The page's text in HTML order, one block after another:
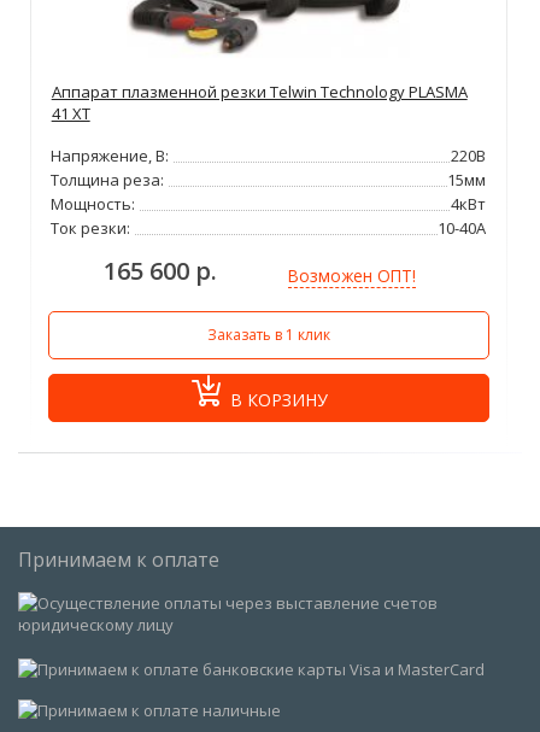
Аппарат плазменной резки Telwin Technology PLASMA
41 XT
Напряжение, В:
220В
Толщина реза:
15мм
Мощность:
4кВт
Ток резки:
10-40А
165 600 р. Возможен ОПТ!
Заказать в 1 клик
В КОРЗИНУ
Принимаем к оплате